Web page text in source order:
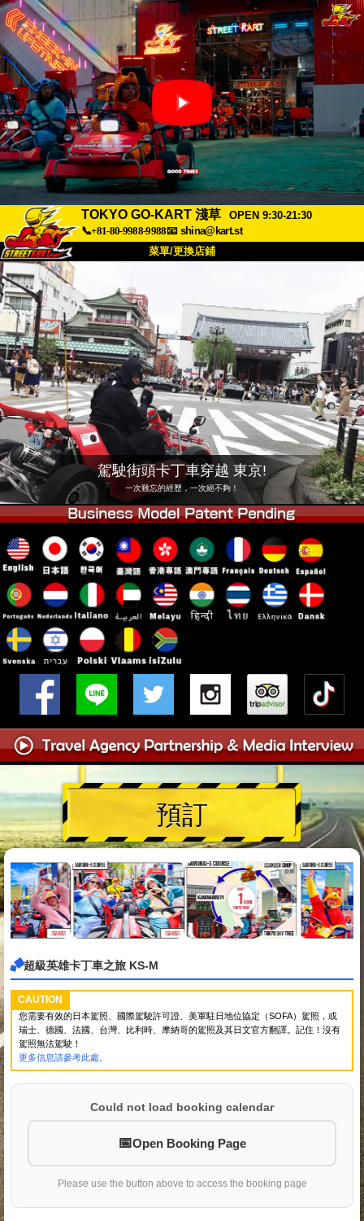
TOKYO GO-KART 淺草
OPEN 9:30-21:30
📞+81-80-9988-9988📧 shina@kart.st
菜單/更換店鋪
關於 價格
交通方式 顧客聲音 常見問題
公司 預訂
更換店鋪
東京 品川 #1 東京 秋葉原 #1
東京 秋葉原 #2 東京 澀谷
東京 澀谷附店 東京灣
東京 淺草 大阪
駕駛街頭卡丁車穿越 東京!
一次難忘的經歷，一次絕不夠！
預訂
超級英雄卡丁車之旅 KS-M
CAUTION
您需要有效的日本駕照、國際駕駛許可證、美軍駐日地位協定（SOFA）駕照，或
瑞士、德國、法國、台灣、比利時、摩納哥的駕照及其日文官方翻譯。記住！沒有
駕照無法駕駛！
更多信息請參考此處。
Could not load booking calendar
Open Booking Page
Please use the button above to access the booking page